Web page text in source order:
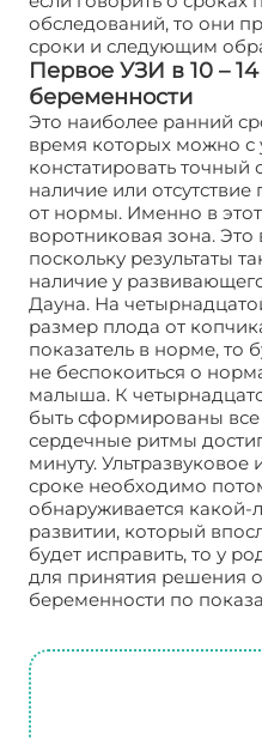
обследований, то они
сроки и следующим
Первое УЗИ в 10 –
беременности
Это наиболее ранний
время которых можно с
констатировать точный
наличие или
от нормы. Именно в
воротниковая зона.
поскольку результаты
наличие у
Дауна. На
размер плода от
показатель в норме,
не беспокоиться о
малыша. К
быть сформированы все
сердечные ритмы
минуту.
сроке необходимо
обнаруживается
развитии, который
будет исправить, то у
для принятия решения
беременности по